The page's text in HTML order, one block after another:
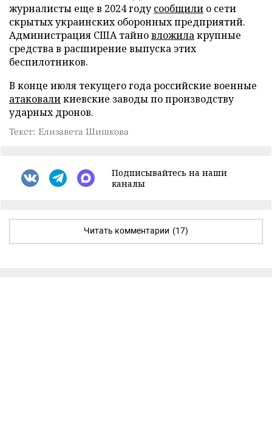
журналисты еще в 2024 годусообщили о сети
скрытых украинских оборонных предприятий.
Администрация США тайновложилакрупные
средства в расширение выпуска этих
беспилотников.
В конце июля текущего года российские военные
атаковаликиевские заводы по производству
ударных дронов.
Текст: Елизавета Шишкова
Подписывайтесь на наши
каналы
Читать комментарии (17)